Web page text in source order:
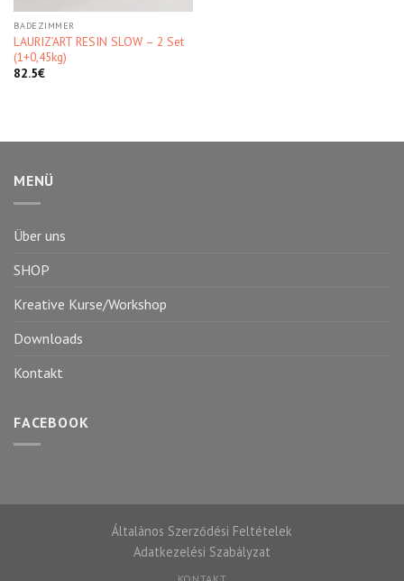
BADEZIMMER
LAURIZ’ART RESIN SLOW – 2 Set
(1+0,45kg)
82.5€
MENÜ
Über uns
SHOP
Kreative Kurse/Workshop
Downloads
Kontakt
FACEBOOK
Általános Szerződési Feltételek
Adatkezelési Szabályzat